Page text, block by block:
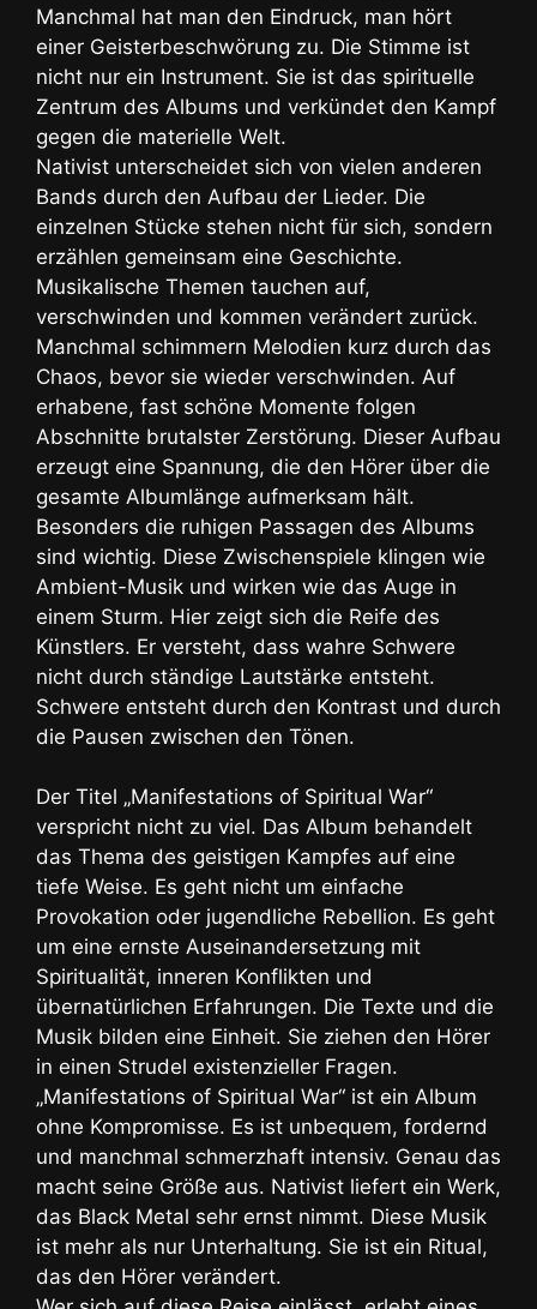
Manchmal hat man den Eindruck, man hört
einer Geisterbeschwörung zu. Die Stimme ist
nicht nur ein Instrument. Sie ist das spirituelle
Zentrum des Albums und verkündet den Kampf
gegen die materielle Welt.
Nativist unterscheidet sich von vielen anderen
Bands durch den Aufbau der Lieder. Die
einzelnen Stücke stehen nicht für sich, sondern
erzählen gemeinsam eine Geschichte.
Musikalische Themen tauchen auf,
verschwinden und kommen verändert zurück.
Manchmal schimmern Melodien kurz durch das
Chaos, bevor sie wieder verschwinden. Auf
erhabene, fast schöne Momente folgen
Abschnitte brutalster Zerstörung. Dieser Aufbau
erzeugt eine Spannung, die den Hörer über die
gesamte Albumlänge aufmerksam hält.
Besonders die ruhigen Passagen des Albums
sind wichtig. Diese Zwischenspiele klingen wie
Ambient-Musik und wirken wie das Auge in
einem Sturm. Hier zeigt sich die Reife des
Künstlers. Er versteht, dass wahre Schwere
nicht durch ständige Lautstärke entsteht.
Schwere entsteht durch den Kontrast und durch
die Pausen zwischen den Tönen.
Der Titel „Manifestations of Spiritual War“
verspricht nicht zu viel. Das Album behandelt
das Thema des geistigen Kampfes auf eine
tiefe Weise. Es geht nicht um einfache
Provokation oder jugendliche Rebellion. Es geht
um eine ernste Auseinandersetzung mit
Spiritualität, inneren Konflikten und
übernatürlichen Erfahrungen. Die Texte und die
Musik bilden eine Einheit. Sie ziehen den Hörer
in einen Strudel existenzieller Fragen.
„Manifestations of Spiritual War“ ist ein Album
ohne Kompromisse. Es ist unbequem, fordernd
und manchmal schmerzhaft intensiv. Genau das
macht seine Größe aus. Nativist liefert ein Werk,
das Black Metal sehr ernst nimmt. Diese Musik
ist mehr als nur Unterhaltung. Sie ist ein Ritual,
das den Hörer verändert.